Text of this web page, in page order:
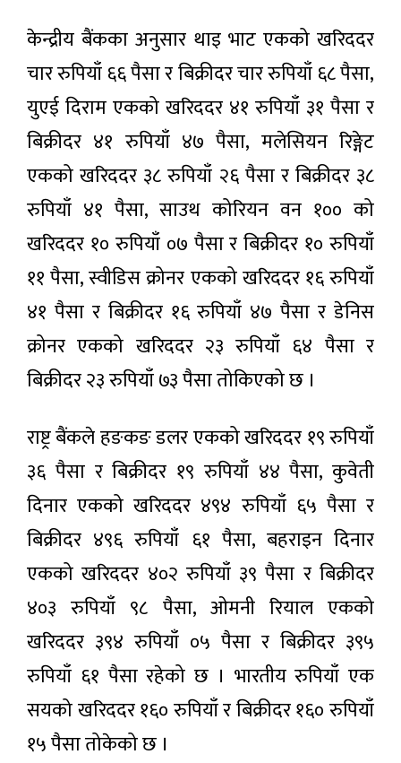
अन्तिम
सोमबार
देशभरका
शिवालयमा
श्रद्धालुको
घुइँचो,
पशुपतिनाथमा
बोलबम
तीर्थालुको
विशेष
उपस्थिति
सरकारी
सेवामा
ठूलो
फेरबदल:
फाइल
रोकिने र
अड्किने
दिन
सकिए!
अगाडी
केन्द्रीय बैंकका अनुसार थाइ भाट एकको खरिददर
चार रुपियाँ ६६ पैसा र बिक्रीदर चार रुपियाँ ६८ पैसा,
युएई दिराम एकको खरिददर ४१ रुपियाँ ३१ पैसा र
बिक्रीदर ४१ रुपियाँ ४७ पैसा, मलेसियन रिङ्गेट
एकको खरिददर ३८ रुपियाँ २६ पैसा र बिक्रीदर ३८
रुपियाँ ४१ पैसा, साउथ कोरियन वन १०० को
खरिददर १० रुपियाँ ०७ पैसा र बिक्रीदर १० रुपियाँ
११ पैसा, स्वीडिस क्रोनर एकको खरिददर १६ रुपियाँ
४१ पैसा र बिक्रीदर १६ रुपियाँ ४७ पैसा र डेनिस
क्रोनर एकको खरिददर २३ रुपियाँ ६४ पैसा र
बिक्रीदर २३ रुपियाँ ७३ पैसा तोकिएको छ ।
राष्ट्र बैंकले हङकङ डलर एकको खरिददर १९ रुपियाँ
३६ पैसा र बिक्रीदर १९ रुपियाँ ४४ पैसा, कुवेती
दिनार एकको खरिददर ४९४ रुपियाँ ६५ पैसा र
बिक्रीदर ४९६ रुपियाँ ६१ पैसा, बहराइन दिनार
एकको खरिददर ४०२ रुपियाँ ३९ पैसा र बिक्रीदर
४०३ रुपियाँ ९८ पैसा, ओमनी रियाल एकको
खरिददर ३९४ रुपियाँ ०५ पैसा र बिक्रीदर ३९५
रुपियाँ ६१ पैसा रहेको छ । भारतीय रुपियाँ एक
सयको खरिददर १६० रुपियाँ र बिक्रीदर १६० रुपियाँ
१५ पैसा तोकेको छ ।